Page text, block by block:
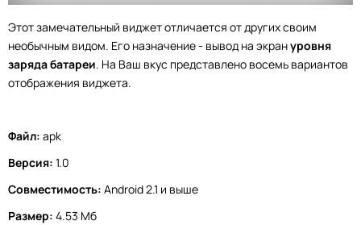
Этот замечательный виджет отличается от других своим
необычным видом. Его назначение - вывод на экрануровня
заряда батареи. На Ваш вкус представлено восемь вариантов
отображения виджета.
Файл: apk
Версия: 1.0
Совместимость: Android 2.1 и выше
Размер: 4.53 Мб